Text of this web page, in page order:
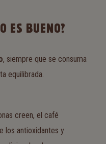
ES BUENO?
, siempre que se consuma
equilibrada.
creen, el café
los antioxidantes y